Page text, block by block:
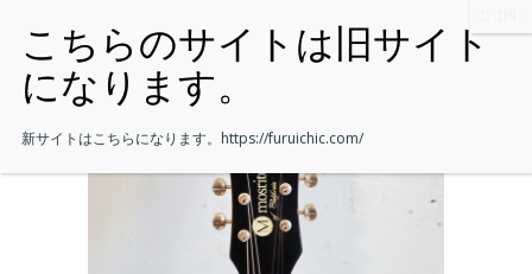
新サイトはこちらになります。 https://furuichic.com/